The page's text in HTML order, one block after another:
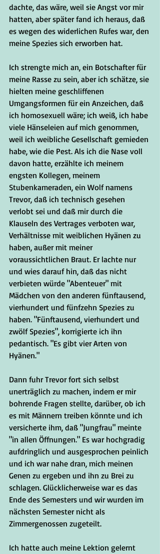
dachte, das wäre, weil sie Angst vor mir
hatten, aber später fand ich heraus, daß
es wegen des widerlichen Rufes war, den
meine Spezies sich erworben hat.
Ich strengte mich an, ein Botschafter für
meine Rasse zu sein, aber ich schätze, sie
hielten meine geschliffenen
Umgangsformen für ein Anzeichen, daß
ich homosexuell wäre; ich weiß, ich habe
viele Hänseleien auf mich genommen,
weil ich weibliche Gesellschaft gemieden
habe, wie die Pest. Als ich die Nase voll
davon hatte, erzählte ich meinem
engsten Kollegen, meinem
Stubenkameraden, ein Wolf namens
Trevor, daß ich technisch gesehen
verlobt sei und daß mir durch die
Klauseln des Vertrages verboten war,
Verhältnisse mit weiblichen Hyänen zu
haben, außer mit meiner
voraussichtlichen Braut. Er lachte nur
und wies darauf hin, daß das nicht
verbieten würde "Abenteuer" mit
Mädchen von den anderen fünftausend,
vierhundert und fünfzehn Spezies zu
haben. "Fünftausend, vierhundert und
zwölf Spezies", korrigierte ich ihn
pedantisch. "Es gibt vier Arten von
Hyänen."
Dann fuhr Trevor fort sich selbst
unerträglich zu machen, indem er mir
bohrende Fragen stellte, darüber, ob ich
es mit Männern treiben könnte und ich
versicherte ihm, daß "Jungfrau" meinte
"in allen Öffnungen." Es war hochgradig
aufdringlich und ausgesprochen peinlich
und ich war nahe dran, mich meinen
Genen zu ergeben und ihn zu Brei zu
schlagen. Glücklicherweise war es das
Ende des Semesters und wir wurden im
nächsten Semester nicht als
Zimmergenossen zugeteilt.
Ich hatte auch meine Lektion gelernt